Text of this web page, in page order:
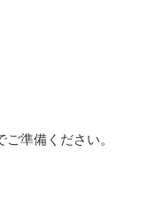
準備ください。